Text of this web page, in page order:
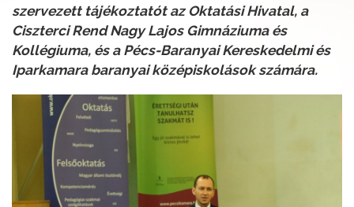
szervezett tájékoztatót az Oktatási Hivatal, a
Ciszterci Rend Nagy Lajos Gimnáziuma és
Kollégiuma, és a Pécs-Baranyai Kereskedelmi és
Iparkamara baranyai középiskolások számára.